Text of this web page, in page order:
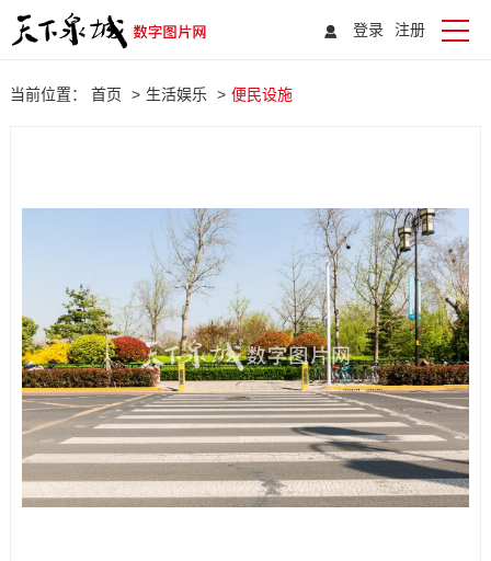
登录 注册
当前位置： 首页 > 生活娱乐 > 便民设施